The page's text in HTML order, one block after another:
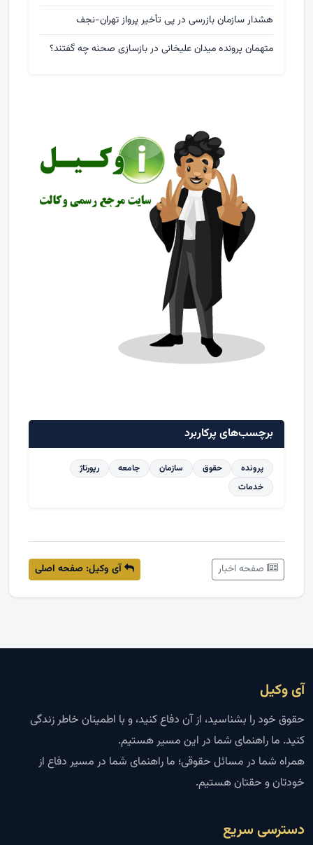
هشدار سازمان بازرسی در پی تأخیر پرواز تهران-نجف
متهمان پرونده میدان علیخانی در بازسازی صحنه چه گفتند؟
برچسب‌های پرکاربرد
پرونده حقوق سازمان جامعه
رپورتاژ
خدمات
صفحه اخبار آی وکیل: صفحه اصلی
آی وکیل
حقوق خود را بشناسید، از آن دفاع کنید، و با اطمینان خاطر زندگی
کنید. ما راهنمای شما در این مسیر هستیم.
همراه شما در مسائل حقوقی؛ ما راهنمای شما در مسیر دفاع از
خودتان و حقتان هستیم.
دسترسی سریع